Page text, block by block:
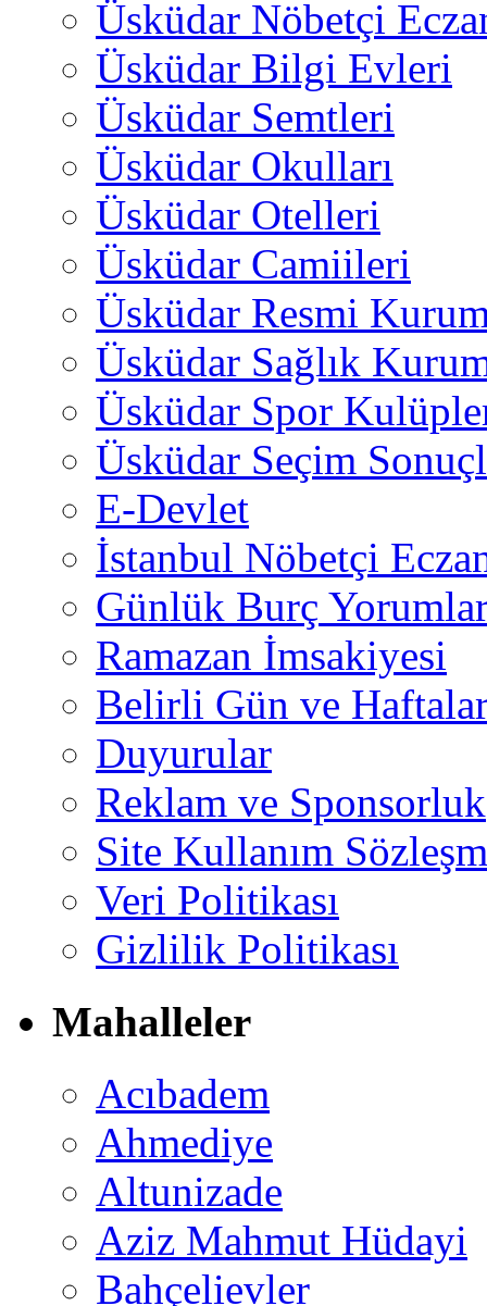
Üsküdar Nöbetçi
Üsküdar Bilgi Evleri
Üsküdar Semtleri
Üsküdar Okulları
Üsküdar Otelleri
Üsküdar Camiileri
Üsküdar Resmi
Üsküdar Sağlık
Üsküdar Spor
Üsküdar Seçim
E-Devlet
İstanbul Nöbetçi
Günlük Burç
Ramazan İmsakiyesi
Belirli Gün ve
Duyurular
Reklam ve Sponsorluk
Site Kullanım
Veri Politikası
Gizlilik Politikası
Mahalleler
Acıbadem
Ahmediye
Altunizade
Aziz Mahmut Hüdayi
Bahçelievler